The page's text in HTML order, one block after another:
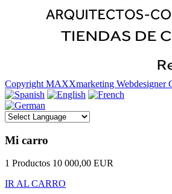
Copyright MAXXmarketing Webdesigner
Mi carro
1 Productos 10 000,00 EUR
IR AL CARRO